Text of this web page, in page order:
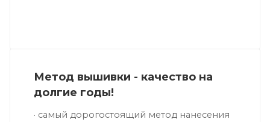
Метод вышивки - качество на
долгие годы!
· самый дорогостоящий метод нанесения